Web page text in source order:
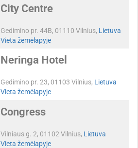
City Centre
Gedimino pr. 44B, 01110 Vilnius, Lietuva
Vieta žemėlapyje
Neringa Hotel
Gedimino pr. 23, 01103 Vilnius, Lietuva
Vieta žemėlapyje
Congress
Vilniaus g. 2, 01102 Vilnius, Lietuva
Vieta žemėlapyje